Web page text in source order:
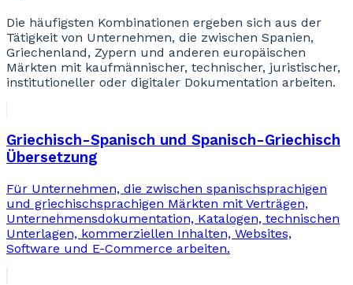
Die häufigsten Kombinationen ergeben sich aus der
Tätigkeit von Unternehmen, die zwischen Spanien,
Griechenland, Zypern und anderen europäischen
Märkten mit kaufmännischer, technischer, juristischer,
institutioneller oder digitaler Dokumentation arbeiten.
Griechisch-Spanisch und Spanisch-Griechisch
Übersetzung
Für Unternehmen, die zwischen spanischsprachigen
und griechischsprachigen Märkten mit Verträgen,
Unternehmensdokumentation, Katalogen, technischen
Unterlagen, kommerziellen Inhalten, Websites,
Software und E-Commerce arbeiten.